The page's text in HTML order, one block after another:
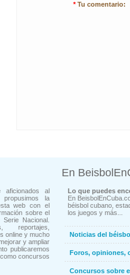
* Tu comentario:
aficionados al
la
web con el
sobre el
Nacional.
reportajes,
online y mucho
y ampliar
publicaremos
concursos
En
Lo que puedes
En
béisbol cubano,
los juegos y más...
Noticias del
Foros, opiniones,
Concursos sobre